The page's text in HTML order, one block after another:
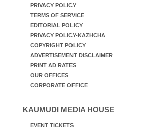
PRIVACY POLICY
TERMS OF SERVICE
EDITORIAL POLICY
PRIVACY POLICY-KAZHCHA
COPYRIGHT POLICY
ADVERTISEMENT DISCLAIMER
PRINT AD RATES
OUR OFFICES
CORPORATE OFFICE
KAUMUDI MEDIA HOUSE
EVENT TICKETS